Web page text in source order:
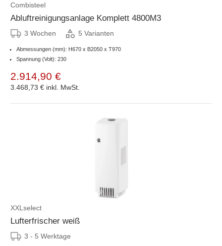
Combisteel
Abluftreinigungsanlage Komplett 4800M3
3 Wochen 5 Varianten
Abmessungen (mm): H670 x B2050 x T970
Spannung (Volt): 230
2.914,90 €
3.468,73 € inkl. MwSt.
XXLselect
Lufterfrischer weiß
3 - 5 Werktage